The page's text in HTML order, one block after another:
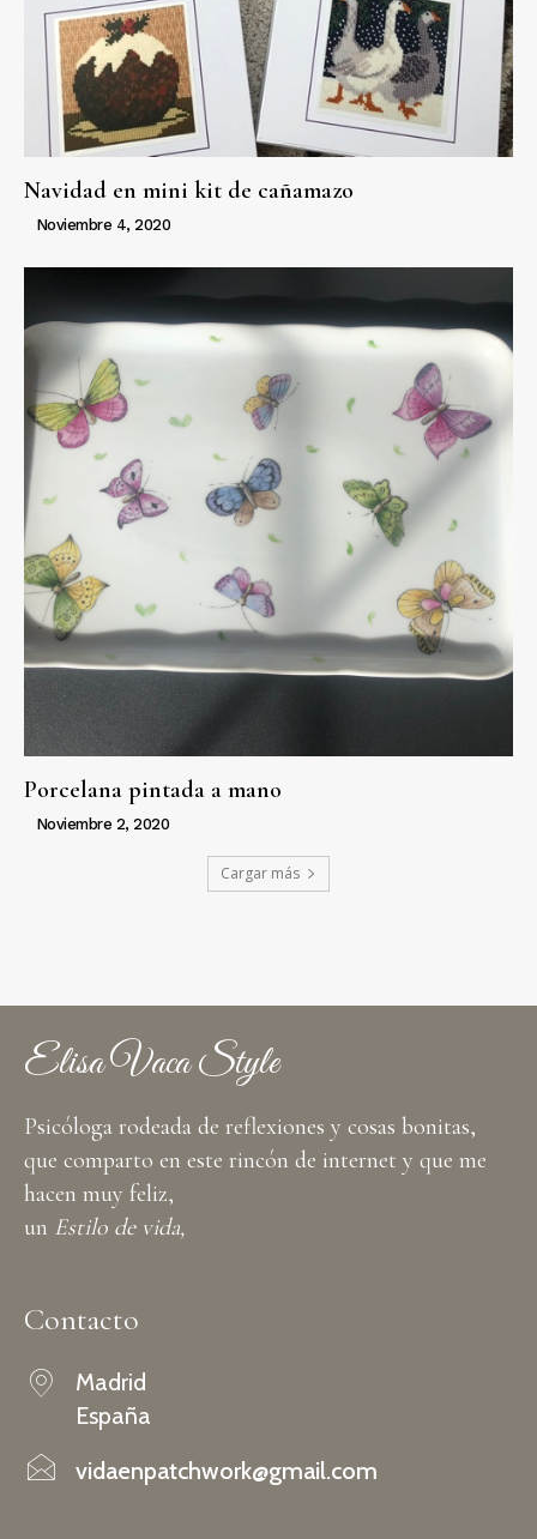
Navidad en mini kit de cañamazo
Noviembre 4, 2020
Porcelana pintada a mano
Noviembre 2, 2020
Cargar más
Elisa Vaca Style
Psicóloga rodeada de reflexiones y cosas bonitas,
que comparto en este rincón de internet y que me
hacen muy feliz,
un Estilo de vida,
Contacto
Madrid
España
vidaenpatchwork@gmail.com